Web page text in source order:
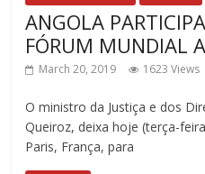
ANGOLA
FÓRUM MUNDIAL
March 20, 2019 1623 Views
O ministro da Justiça e dos
Queiroz, deixa hoje (terça-
Paris, França, para